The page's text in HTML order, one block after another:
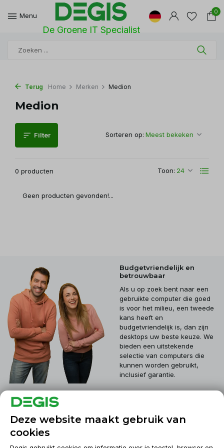
Menu
De Groene IT Specialist
0
Terug Home Merken Medion
Medion
Filter
0 producten Toon:
Sorteren op:
Geen producten gevonden!...
Budgetvriendelijk en
betrouwbaar
Als u op zoek bent naar een
gebruikte computer die goed
is voor het milieu, een tweede
kans heeft en
budgetvriendelijk is, dan zijn
desktops uw beste keuze. We
bieden een uitstekende
selectie van computers die
kunnen worden gebruikt,
inclusief garantie.
Klantenservice
Deze website maakt gebruik van
cookies